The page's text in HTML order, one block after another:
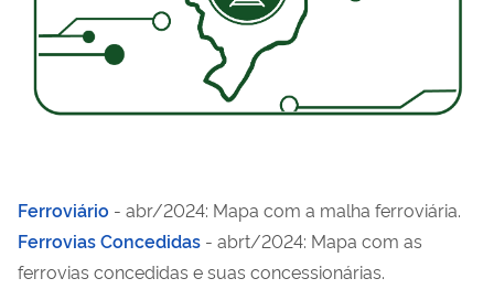
Ferroviário - abr/2024: Mapa com a malha ferroviária.
Ferrovias Concedidas - abrt/2024: Mapa com as
ferrovias concedidas e suas concessionárias.